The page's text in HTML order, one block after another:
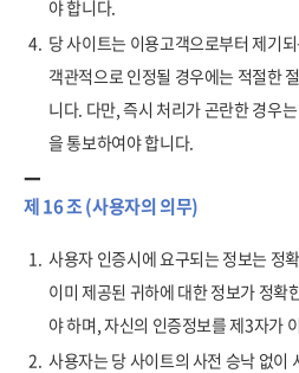
야 합니다.
4. 당 사이트는 이용고객으로부터 제기
객관적으로 인정될 경우에는 적절한
니다. 다만, 즉시 처리가 곤란한 경우
을 통보하여야 합니다.
제 16 조 (사용자의 의무)
1. 사용자 인증시에 요구되는 정보는 정
이미 제공된 귀하에 대한 정보가 정확
야 하며, 자신의 인증정보를 제3자가
2. 사용자는 당 사이트의 사전 승낙 없이